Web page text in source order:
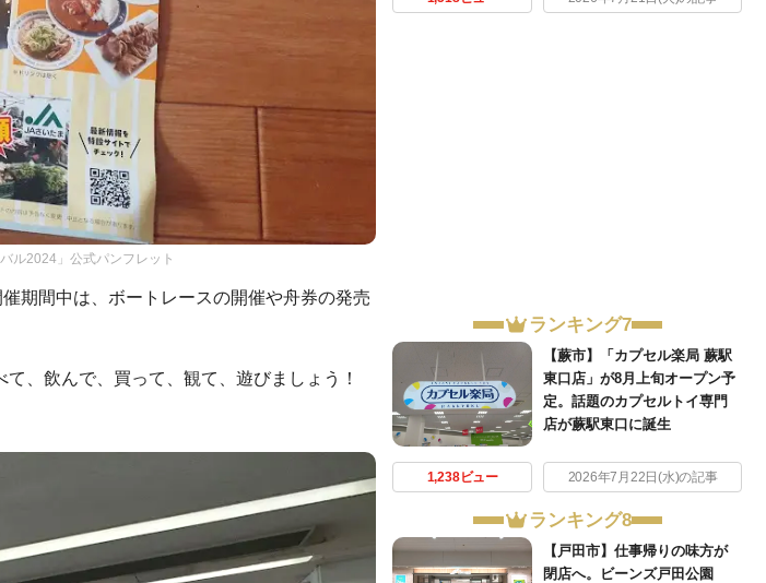
ル2024」公式パンフレット
期間中は、ボートレースの開催や舟券の発売
、飲んで、買って、観て、遊びましょう！
ランキング7
【蕨市】「カプセル楽局 蕨駅
東口店」が8月上旬オープン予
定。話題のカプセルトイ専門
店が蕨駅東口に誕生
1,238ビュー 2026年7月22日(水)の記事
ランキング8
【戸田市】仕事帰りの味方が
閉店へ。ビーンズ戸田公園